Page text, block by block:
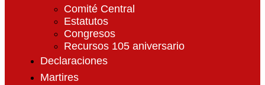
Comité Central
Estatutos
Congresos
Recursos 105 aniversario
Declaraciones
Martires